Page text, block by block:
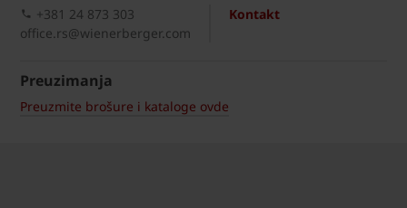
Kontakt
+381 24 873 303
office.rs@wienerberger.com
Preuzimanja
Preuzmite brošure i kataloge ovde